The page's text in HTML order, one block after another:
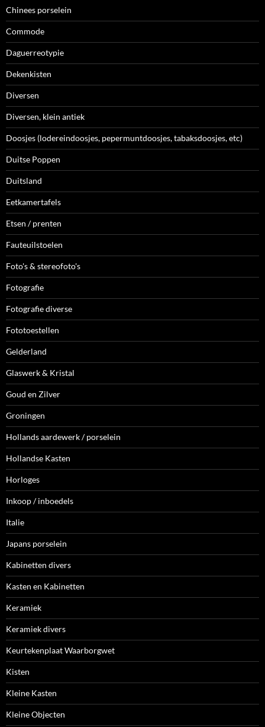
Chinees porselein
Commode
Daguerreotypie
Dekenkisten
Diversen
Diversen, klein antiek
Doosjes (lodereindoosjes, pepermuntdoosjes, tabaksdoosjes, etc)
Duitse Poppen
Duitsland
Eetkamertafels
Etsen / prenten
Fauteuilstoelen
Foto's & stereofoto's
Fotografie
Fotografie diverse
Fototoestellen
Gelderland
Glaswerk & Kristal
Goud en Zilver
Groningen
Hollands aardewerk / porselein
Hollandse Kasten
Horloges
Inkoop / inboedels
Italie
Japans porselein
Kabinetten divers
Kasten en Kabinetten
Keramiek
Keramiek divers
Keurtekenplaat Waarborgwet
Kisten
Kleine Kasten
Kleine Objecten